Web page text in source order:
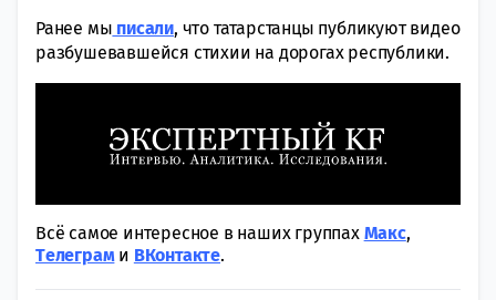
Ранее мы писали, что татарстанцы публикуют видео
разбушевавшейся стихии на дорогах республики.
Всё самое интересное в наших группах Макс,
Tелеграми ВКонтакте.